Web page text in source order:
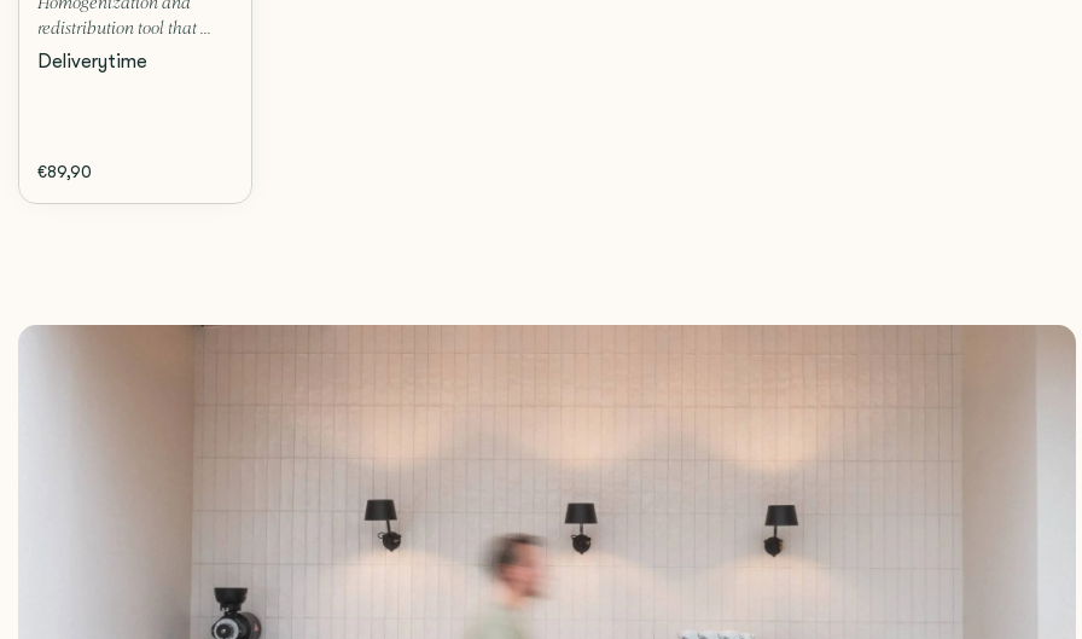
Homogenization and
redistribution tool that ...
Deliverytime
€89,90